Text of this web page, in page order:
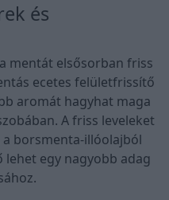
és
mentát elsősorban friss
ecetes felületfrissítő
aromát hagyhat maga
A friss leveleket
borsmenta-illóolajból
lehet egy nagyobb adag